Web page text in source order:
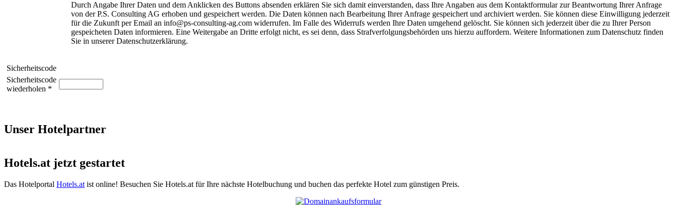
Durch Angabe Ihrer Daten und dem Anklicken des Buttons absenden erklären Sie sich damit einverstanden, dass Ihre Angaben aus dem Kontaktformular zur Beantwortung Ihrer Anfrage
von der P.S. Consulting AG erhoben und gespeichert werden. Die Daten können nach Bearbeitung Ihrer Anfrage gespeichert und archiviert werden. Sie können diese Einwilligung jederzeit
für die Zukunft per Email an info@ps-consulting-ag.com widerrufen. Im Falle des Widerrufs werden Ihre Daten umgehend gelöscht. Sie können sich jederzeit über die zu Ihrer Person
gespeicheten Daten informieren. Eine Weitergabe an Dritte erfolgt nicht, es sei denn, dass Strafverfolgungsbehörden uns hierzu auffordern. Weitere Informationen zum Datenschutz finden
Sie in unserer Datenschutzerklärung.
Sicherheitscode
Sicherheitscode
wiederholen *
Unser Hotelpartner
Hotels.at jetzt gestartet
Das Hotelportal Hotels.at ist online! Besuchen Sie Hotels.at für Ihre nächste Hotelbuchung und buchen das perfekte Hotel zum günstigen Preis.